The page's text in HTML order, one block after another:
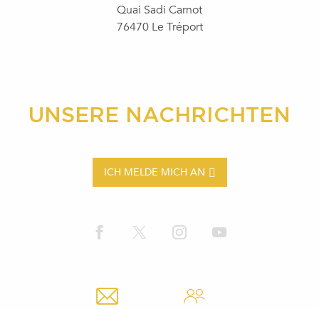
Quai Sadi Carnot
76470 Le Tréport
UNSERE NACHRICHTEN
ICH MELDE MICH AN